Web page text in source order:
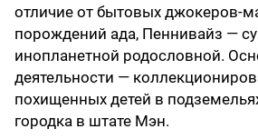
отличие от бытовых джокеров-
порождений ада, Пеннивайз —
инопланетной родословной.
деятельности —
похищенных детей в
городка в штате Мэн.